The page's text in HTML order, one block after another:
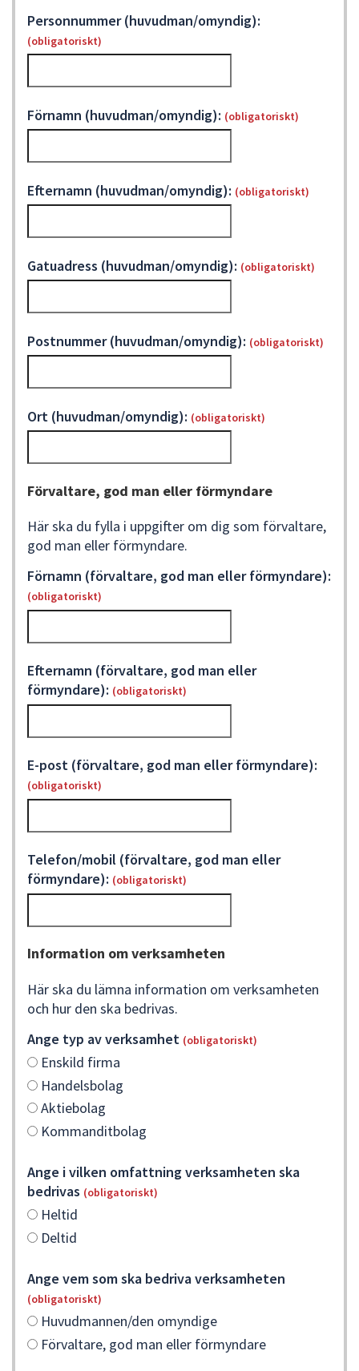
Personnummer (huvudman/omyndig):
(obligatoriskt)
Förnamn (huvudman/omyndig): (obligatoriskt)
Efternamn (huvudman/omyndig): (obligatoriskt)
Gatuadress (huvudman/omyndig): (obligatoriskt)
Postnummer (huvudman/omyndig): (obligatoriskt)
Ort (huvudman/omyndig): (obligatoriskt)
Förvaltare, god man eller förmyndare
Här ska du fylla i uppgifter om dig som förvaltare,
god man eller förmyndare.
Förnamn (förvaltare, god man eller förmyndare):
(obligatoriskt)
Efternamn (förvaltare, god man eller
förmyndare): (obligatoriskt)
E-post (förvaltare, god man eller förmyndare):
(obligatoriskt)
Telefon/mobil (förvaltare, god man eller
förmyndare): (obligatoriskt)
Information om verksamheten
Här ska du lämna information om verksamheten
och hur den ska bedrivas.
Ange typ av verksamhet (obligatoriskt)
Enskild firma
Handelsbolag
Aktiebolag
Kommanditbolag
Ange i vilken omfattning verksamheten ska
bedrivas (obligatoriskt)
Heltid
Deltid
Ange vem som ska bedriva verksamheten
(obligatoriskt)
Huvudmannen/den omyndige
Förvaltare, god man eller förmyndare